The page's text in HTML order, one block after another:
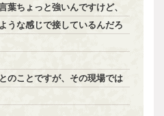
葉ちょっと強いんですけど、
うな感じで接しているんだろ
ことですが、その現場では